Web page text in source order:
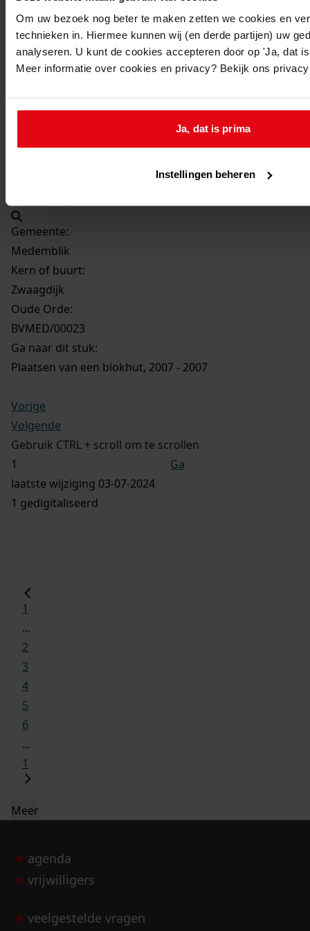
Om uw bezoek nog beter te maken zetten we cookies en
technieken in. Hiermee kunnen wij (en derde partijen) uw
analyseren. U kunt de cookies accepteren door op 'Ja, dat
Meer informatie over cookies en privacy? Bekijk ons
Ja, dat is prima
Instellingen beheren
Beschrijving:
Plaatsen van een blokhut
Datum vergunning:
22-jun-07
Gemeente:
Medemblik
Kern of buurt:
Zwaagdijk
Oude Orde:
BVMED/00023
Ga naar dit stuk:
Plaatsen van een blokhut, 2007 - 2007
Vorige
Volgende
Gebruik CTRL + scroll om te scrollen
Ga
laatste wijziging 03-07-2024
1 gedigitaliseerd
1
...
2
3
4
5
6
...
1
Meer
agenda
vrijwilligers
veelgestelde vragen